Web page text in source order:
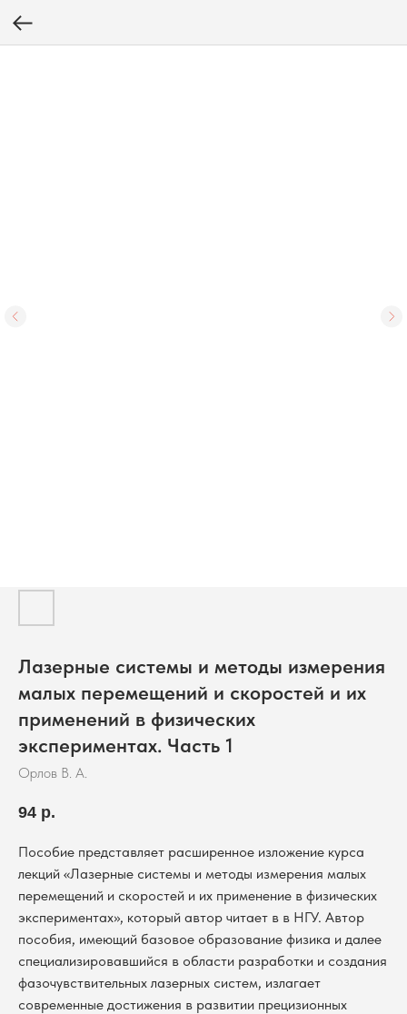
Лазерные системы и методы измерения
малых перемещений и скоростей и их
применений в физических
экспериментах. Часть 1
Орлов В. А.
94 р.
Пособие представляет расширенное изложение курса
лекций «Лазерные системы и методы измерения малых
перемещений и скоростей и их применение в физических
экспериментах», который автор читает в в НГУ. Автор
пособия, имеющий базовое образование физика и далее
специализировавшийся в области разработки и создания
фазочувствительных лазерных систем, излагает
современные достижения в развитии прецизионных